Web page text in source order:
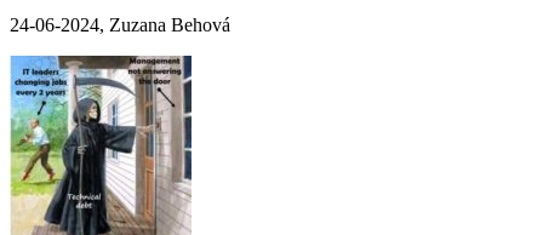
24-06-2024, Zuzana Behová